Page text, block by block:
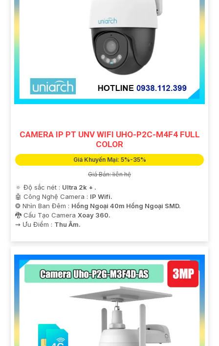
CAMERA IP PT UNV WIFI UHO-P2C-M4F4 FULL
COLOR
Giá Khuyến Mại: 5%-35%
Giá Bán: liên hệ
🔅 Độ sắc nét : Ultra 2k + .
🤖️ Công Nghệ Camera : IP Wifi.
❂ Nhìn Ban Đêm : Hồng Ngoại 40m Hồng Ngoại SMD.
🐉️ Cấu Tạo Camera Xoay 360.
️⇝ Ưu Điểm : Thu Âm.